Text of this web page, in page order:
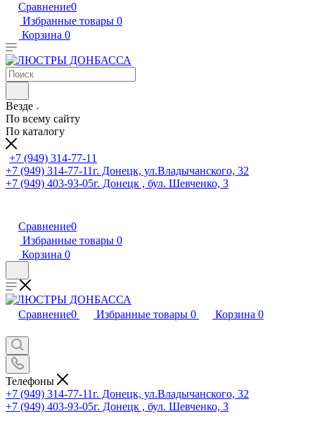
Сравнение0
Избранные товары 0
Корзина 0
Везде
По всему сайту
По каталогу
+7 (949) 314-77-11
+7 (949) 314-77-11г. Донецк, ул.Владычанского, 32
+7 (949) 403-93-05г. Донецк , бул. Шевченко, 3
Сравнение0
Избранные товары 0
Корзина 0
Сравнение0 Избранные товары 0 Корзина 0
Телефоны
+7 (949) 314-77-11г. Донецк, ул.Владычанского, 32
+7 (949) 403-93-05г. Донецк , бул. Шевченко, 3